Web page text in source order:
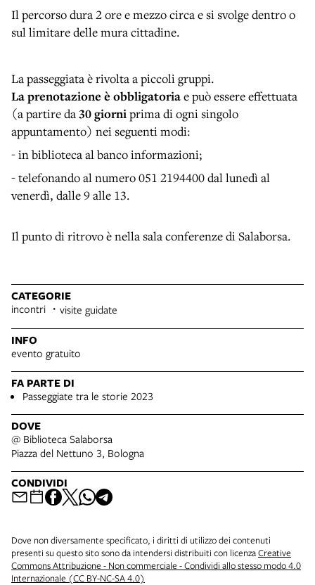
Il percorso dura 2 ore e mezzo circa e si svolge dentro o
sul limitare delle mura cittadine.
La passeggiata è rivolta a piccoli gruppi.
La prenotazione è obbligatoriae può essere effettuata
(a partire da30 giorniprima di ogni singolo
appuntamento) nei seguenti modi:
- in biblioteca al banco informazioni;
- telefonando al numero 051 2194400 dal lunedì al
venerdì, dalle 9 alle 13.
Il punto di ritrovo è nella sala conferenze di Salaborsa.
CATEGORIE
incontri visite guidate
INFO
evento gratuito
FA PARTE DI
Passeggiate tra le storie 2023
DOVE
@ Biblioteca Salaborsa
Piazza del Nettuno 3, Bologna
CONDIVIDI
Dove non diversamente specificato, i diritti di utilizzo dei contenuti
presenti su questo sito sono da intendersi distribuiti con licenzaCreative
Commons Attribuzione - Non commerciale - Condividi allo stesso modo 4.0
Internazionale (CC BY-NC-SA 4.0)